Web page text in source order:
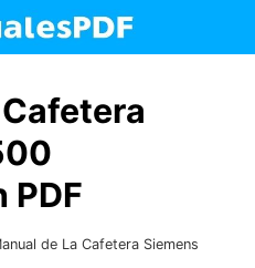
PDF
de La Cafetera Siemens